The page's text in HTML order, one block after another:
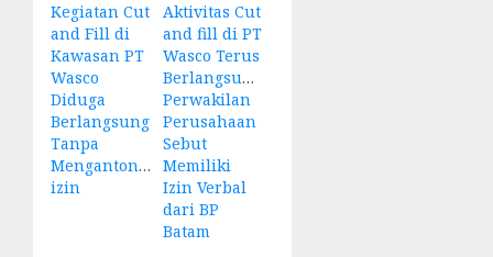
Kegiatan Cut
and Fill di
Kawasan PT
Wasco
Diduga
Berlangsung
Tanpa
Mengantongi
izin
Aktivitas Cut
and fill di PT
Wasco Terus
Berlangsung,
Perwakilan
Perusahaan
Sebut
Memiliki
Izin Verbal
dari BP
Batam